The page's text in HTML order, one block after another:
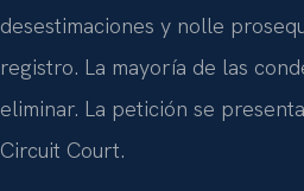
desestimaciones y nolle
registro. La mayoría de las
eliminar. La petición se
Circuit Court.